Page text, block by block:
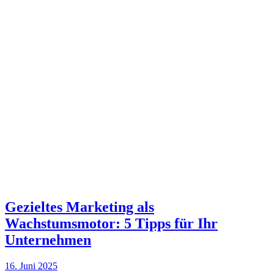
Gezieltes Marketing als
Wachstumsmotor: 5 Tipps für Ihr
Unternehmen
16. Juni 2025